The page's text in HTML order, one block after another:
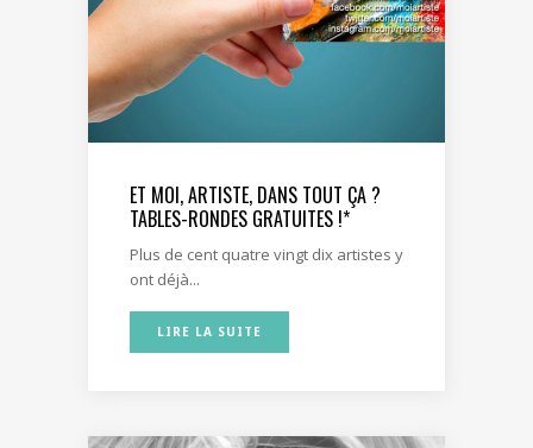
ET MOI, ARTISTE, DANS TOUT ÇA ?
TABLES-RONDES GRATUITES !*
Plus de cent quatre vingt dix artistes y
ont déjà...
LIRE LA SUITE